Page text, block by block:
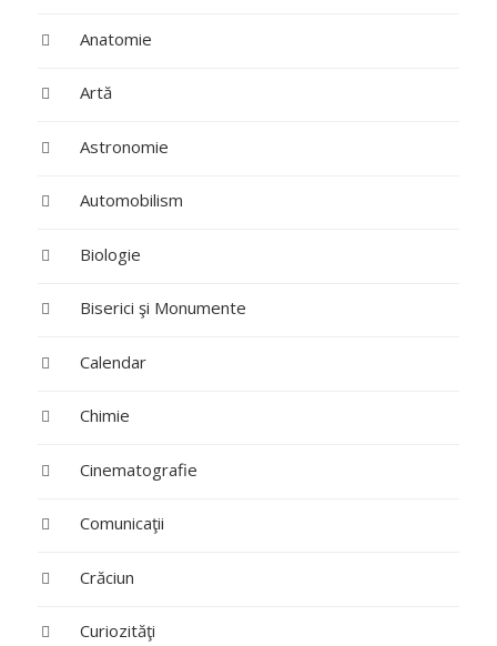
Anatomie
Artă
Astronomie
Automobilism
Biologie
Biserici şi Monumente
Calendar
Chimie
Cinematografie
Comunicaţii
Crăciun
Curiozităţi